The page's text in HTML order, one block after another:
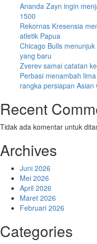
Ananda Zayn ingin
1500
Rekornas Kresensia
atletik Papua
Chicago Bulls
yang baru
Zverev samai catatan
Perbasi menambah
rangka persiapan Asian
Recent
Tidak ada komentar untuk
Archives
Juni 2026
Mei 2026
April 2026
Maret 2026
Februari 2026
Categories